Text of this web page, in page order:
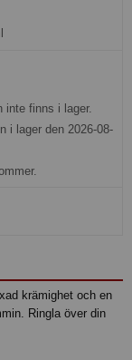
inte finns i lager.
i lager den 2026-08-
krämighet och en
Ringla över din